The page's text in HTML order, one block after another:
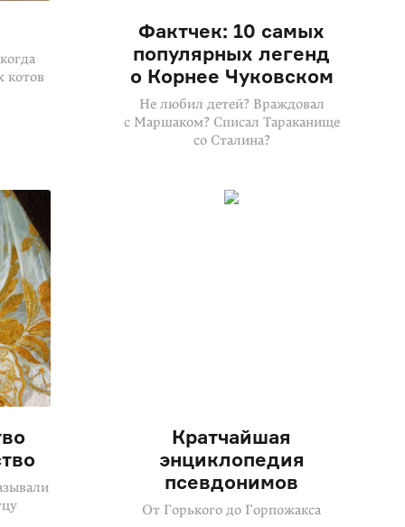
котов
Фактчек: 10 самых
популярных легенд
о Корнее Чуковском
Не любил детей? Враждовал
с Маршаком? Списал Тараканище
со Сталина?
Кратчайшая
энциклопедия
псевдонимов
От Горького до Горпожакса